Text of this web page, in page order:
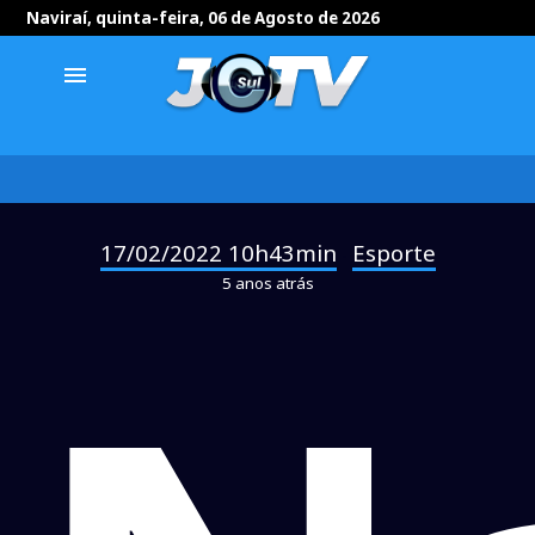
Naviraí, quinta-feira, 06 de Agosto de 2026
menu
17/02/2022 10h43min Esporte
5 anos atrás